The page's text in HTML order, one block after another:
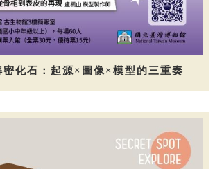
密化石：起源×圖像×模型的三重奏